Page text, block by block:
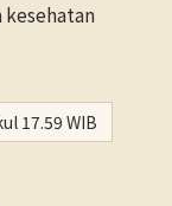
kesehatan
17.59 WIB